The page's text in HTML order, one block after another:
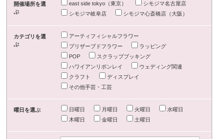
開催場所を選
ぶ
east side tokyo（東京）
シモジマ名古屋店
シモジマ岐阜店
シモジマ心斎橋店（大阪）
カテゴリを選
ぶ
アーティフィシャルフラワー
プリザーブドフラワー
ラッピング
POP
スクラップブッキング
ハワイアンリボンレイ
ウェディング関連
クラフト
ディスプレイ
その他手芸・工芸
曜日を選ぶ 日曜日 月曜日 火曜日
水曜日
木曜日
金曜日 土曜日